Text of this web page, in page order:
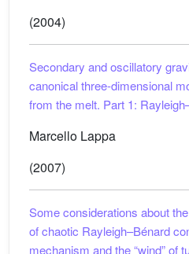
(2004)
Secondary and oscillatory
canonical three-dimensional
from the melt. Part 1:
Marcello Lappa
(2007)
Some considerations about
of chaotic Rayleigh–Bénard
mechanism and the “wind” of